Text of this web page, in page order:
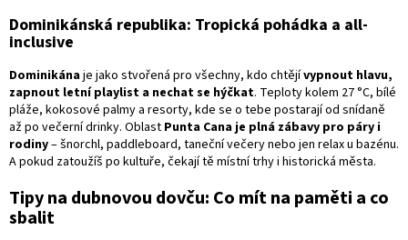
Dominikánská republika: Tropická pohádka a all-
inclusive
Dominikánaje jako stvořená pro všechny, kdo chtějívypnout hlavu,
zapnout letní playlist a nechat se hýčkat. Teploty kolem 27 °C, bílé
pláže, kokosové palmy a resorty, kde se o tebe postarají od snídaně
až po večerní drinky. Oblast Punta Cana je plná zábavy pro páry i
rodiny– šnorchl, paddleboard, taneční večery nebo jen relax u bazénu.
A pokud zatoužíš po kultuře, čekají tě místní trhy i historická města.
Tipy na dubnovou dovču: Co mít na paměti a co
sbalit